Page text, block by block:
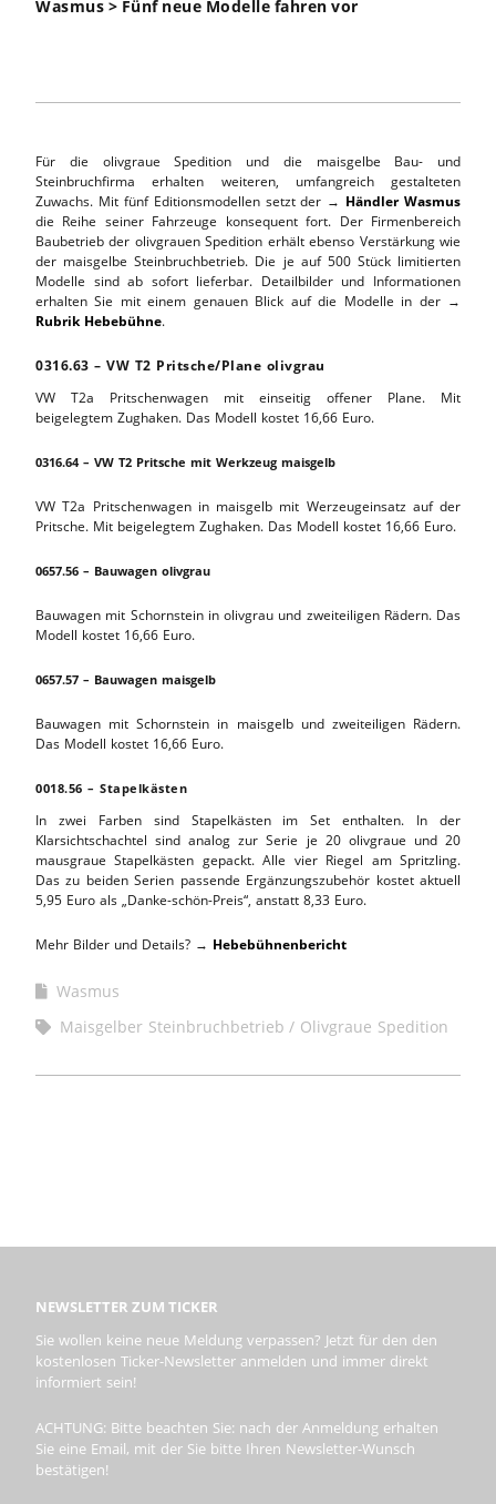
Wasmus > Fünf neue Modelle fahren vor
Für die olivgraue Spedition und die maisgelbe Bau- und
Steinbruchfirma erhalten weiteren, umfangreich gestalteten
Zuwachs. Mit fünf Editionsmodellen setzt der → Händler Wasmus
die Reihe seiner Fahrzeuge konsequent fort. Der Firmenbereich
Baubetrieb der olivgrauen Spedition erhält ebenso Verstärkung wie
der maisgelbe Steinbruchbetrieb. Die je auf 500 Stück limitierten
Modelle sind ab sofort lieferbar. Detailbilder und Informationen
erhalten Sie mit einem genauen Blick auf die Modelle in der →
Rubrik Hebebühne.
0316.63 – VW T2 Pritsche/Plane olivgrau
VW T2a Pritschenwagen mit einseitig offener Plane. Mit
beigelegtem Zughaken. Das Modell kostet 16,66 Euro.
0316.64 – VW T2 Pritsche mit Werkzeug maisgelb
VW T2a Pritschenwagen in maisgelb mit Werzeugeinsatz auf der
Pritsche. Mit beigelegtem Zughaken. Das Modell kostet 16,66 Euro.
0657.56 – Bauwagen olivgrau
Bauwagen mit Schornstein in olivgrau und zweiteiligen Rädern. Das
Modell kostet 16,66 Euro.
0657.57 – Bauwagen maisgelb
Bauwagen mit Schornstein in maisgelb und zweiteiligen Rädern.
Das Modell kostet 16,66 Euro.
0018.56 – Stapelkästen
In zwei Farben sind Stapelkästen im Set enthalten. In der
Klarsichtschachtel sind analog zur Serie je 20 olivgraue und 20
mausgraue Stapelkästen gepackt. Alle vier Riegel am Spritzling.
Das zu beiden Serien passende Ergänzungszubehör kostet aktuell
5,95 Euro als „Danke-schön-Preis“, anstatt 8,33 Euro.
Mehr Bilder und Details? → Hebebühnenbericht
Wasmus
Maisgelber Steinbruchbetrieb
Olivgraue Spedition
NEWSLETTER ZUM TICKER
Sie wollen keine neue Meldung verpassen? Jetzt für den den
kostenlosen Ticker-Newsletter anmelden und immer direkt
informiert sein!
ACHTUNG: Bitte beachten Sie: nach der Anmeldung erhalten
Sie eine Email, mit der Sie bitte Ihren Newsletter-Wunsch
bestätigen!